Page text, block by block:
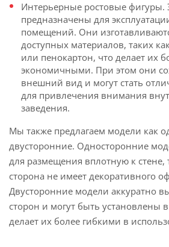
Интерьерные ростовые фигуры.
предназначены для
помещений. Они
доступных материалов, таких
или пенокартон, что делает их
экономичными. При этом они
внешний вид и могут стать
для привлечения внимания
заведения.
Мы также предлагаем модели как
двусторонние. Односторонние
для размещения вплотную к стене,
сторона не имеет декоративного
Двусторонние модели аккуратно
сторон и могут быть установлены
делает их более гибкими в